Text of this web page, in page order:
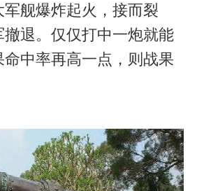
舰爆炸起火，接而裂
退。仅仅打中一炮就能
中率再高一点，则战果